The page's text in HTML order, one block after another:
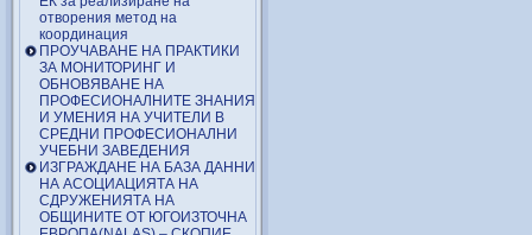
отворения метод на
координация
ПРОУЧАВАНЕ НА ПРАКТИКИ
ЗА МОНИТОРИНГ И
ОБНОВЯВАНЕ НА
ПРОФЕСИОНАЛНИТЕ ЗНАНИЯ
И УМЕНИЯ НА УЧИТЕЛИ В
СРЕДНИ ПРОФЕСИОНАЛНИ
УЧЕБНИ ЗАВЕДЕНИЯ
ИЗГРАЖДАНЕ НА БАЗА ДАННИ
НА АСОЦИАЦИЯТА НА
СДРУЖЕНИЯТА НА
ОБЩИНИТЕ ОТ ЮГОИЗТОЧНА